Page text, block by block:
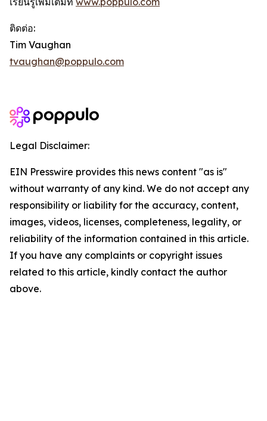
ติดต่อ:
Tim Vaughan
tvaughan@poppulo.com
Legal Disclaimer:
EIN Presswire provides this news content "as is"
without warranty of any kind. We do not accept any
responsibility or liability for the accuracy, content,
images, videos, licenses, completeness, legality, or
reliability of the information contained in this article.
If you have any complaints or copyright issues
related to this article, kindly contact the author
above.